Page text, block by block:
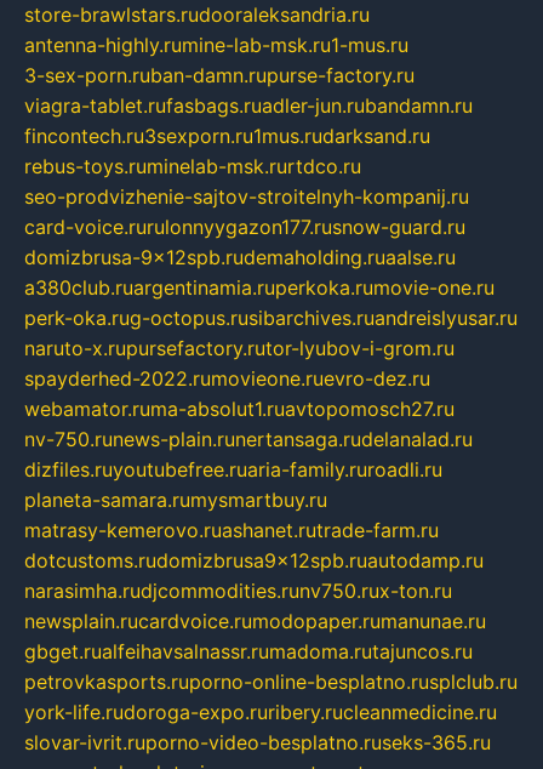
store-brawlstars.rudooraleksandria.ru
antenna-highly.rumine-lab-msk.ru1-mus.ru
3-sex-porn.ruban-damn.rupurse-factory.ru
viagra-tablet.rufasbags.ruadler-jun.rubandamn.ru
fincontech.ru3sexporn.ru1mus.rudarksand.ru
rebus-toys.ruminelab-msk.rurtdco.ru
seo-prodvizhenie-sajtov-stroitelnyh-kompanij.ru
card-voice.rurulonnyygazon177.rusnow-guard.ru
domizbrusa-9x12spb.rudemaholding.ruaalse.ru
a380club.ruargentinamia.ruperkoka.rumovie-one.ru
perk-oka.rug-octopus.rusibarchives.ruandreislyusar.ru
naruto-x.rupursefactory.rutor-lyubov-i-grom.ru
spayderhed-2022.rumovieone.ruevro-dez.ru
webamator.ruma-absolut1.ruavtopomosch27.ru
nv-750.runews-plain.runertansaga.rudelanalad.ru
dizfiles.ruyoutubefree.ruaria-family.ruroadli.ru
planeta-samara.rumysmartbuy.ru
matrasy-kemerovo.ruashanet.rutrade-farm.ru
dotcustoms.rudomizbrusa9x12spb.ruautodamp.ru
narasimha.rudjcommodities.runv750.rux-ton.ru
newsplain.rucardvoice.rumodopaper.rumanunae.ru
gbget.rualfeihavsalnassr.rumadoma.rutajuncos.ru
petrovkasports.ruporno-online-besplatno.rusplclub.ru
york-life.rudoroga-expo.ruribery.rucleanmedicine.ru
slovar-ivrit.ruporno-video-besplatno.ruseks-365.ru